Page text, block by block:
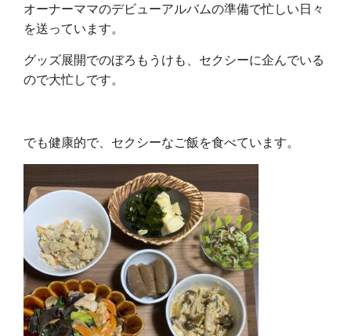
オーナーママのデビューアルバムの準備で忙しい日々
を送っています。
グッズ展開でのぼろもうけも、セクシーに企んでいる
ので大忙しです。
でも健康的で、セクシーなご飯を食べています。